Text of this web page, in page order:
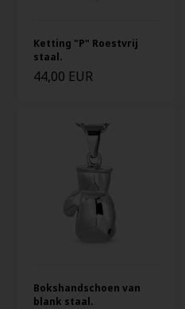
Ketting "P" Roestvrij
staal.
44,00 EUR
Bokshandschoen van
blank staal.